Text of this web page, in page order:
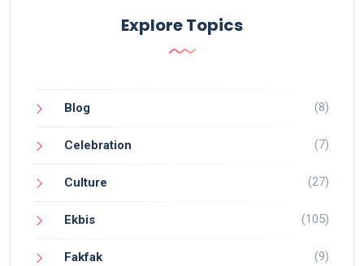
Explore Topics
Blog (8)
Celebration (7)
Culture (27)
Ekbis (105)
Fakfak (9)